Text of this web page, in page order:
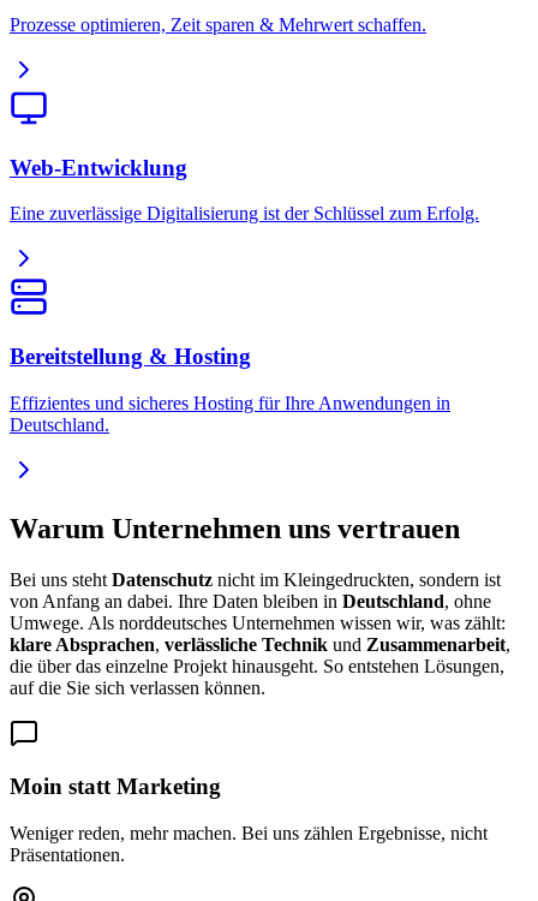
Prozesse optimieren, Zeit sparen & Mehrwert schaffen.
Web-Entwicklung
Eine zuverlässige Digitalisierung ist der Schlüssel zum Erfolg.
Bereitstellung & Hosting
Effizientes und sicheres Hosting für Ihre Anwendungen in
Deutschland.
Warum Unternehmen uns vertrauen
Bei uns steht Datenschutz nicht im Kleingedruckten, sondern ist
von Anfang an dabei. Ihre Daten bleiben in Deutschland, ohne
Umwege. Als norddeutsches Unternehmen wissen wir, was zählt:
klare Absprachen, verlässliche Technik und Zusammenarbeit,
die über das einzelne Projekt hinausgeht. So entstehen Lösungen,
auf die Sie sich verlassen können.
Moin statt Marketing
Weniger reden, mehr machen. Bei uns zählen Ergebnisse, nicht
Präsentationen.